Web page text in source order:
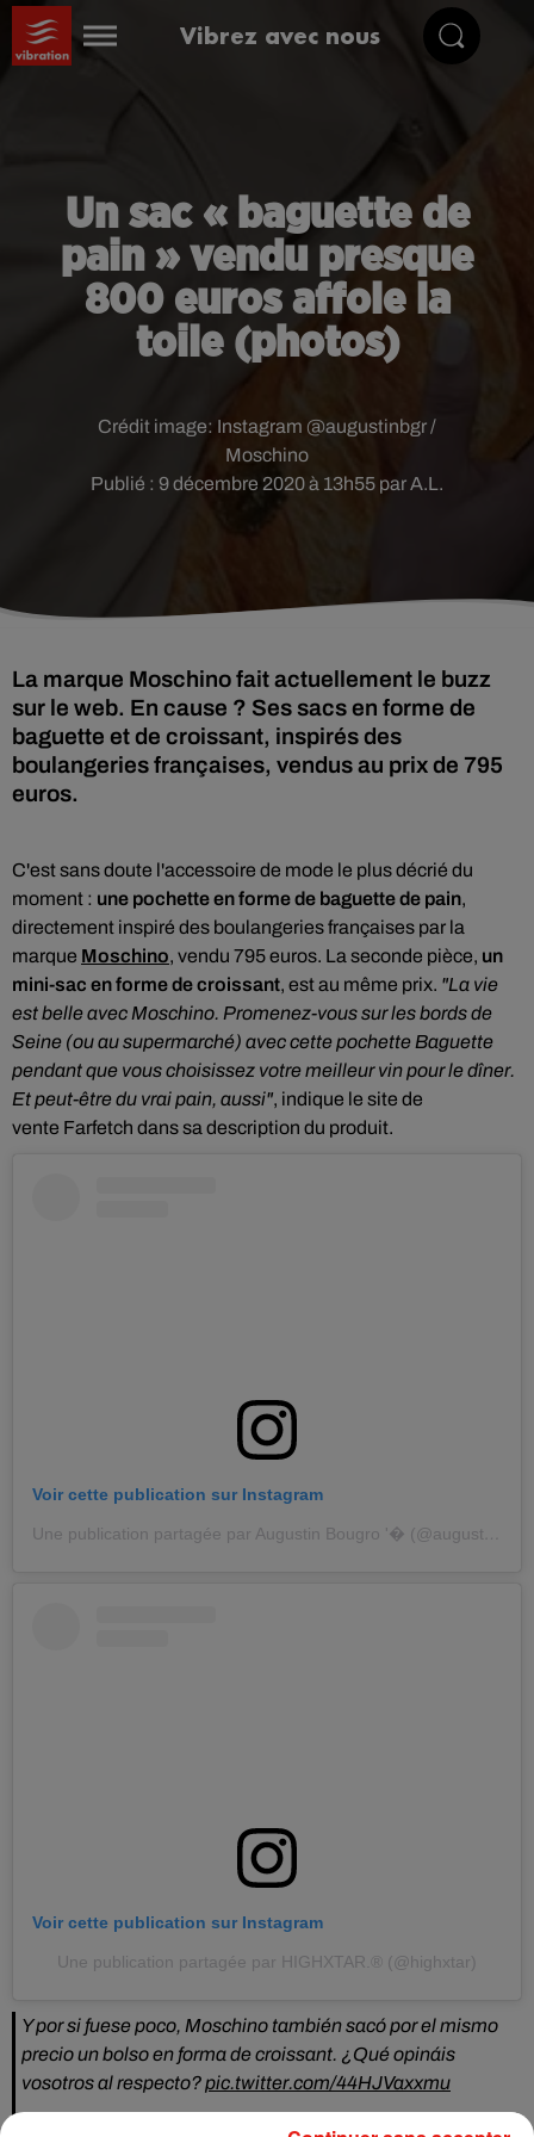
Vibrez avec nous
Un sac « baguette de
pain » vendu presque
800 euros affole la
toile (photos)
Publié : 9 décembre 2020 à 13h55 par A.L.
Crédit image: Instagram @augustinbgr /
Moschino
La marque Moschino fait actuellement le buzz
sur le web. En cause ? Ses sacs en forme de
baguette et de croissant, inspirés des
boulangeries françaises, vendus au prix de 795
euros.
C'est sans doute l'accessoire de mode le plus décrié du
moment : une pochette en forme de baguette de pain,
directement inspiré des boulangeries françaises par la
marque Moschino, vendu 795 euros. La seconde pièce, un
mini-sac en forme de croissant, est au même prix. "La vie
est belle avec Moschino. Promenez-vous sur les bords de
Seine (ou au supermarché) avec cette pochette Baguette
pendant que vous choisissez votre meilleur vin pour le dîner.
Et peut-être du vrai pain, aussi", indique le site de
vente Farfetch dans sa description du produit.
Voir cette publication sur Instagram
Voir cette publication sur Instagram
Une publication partagée par HIGHXTAR.® (@highxtar)
Y por si fuese poco, Moschino también sacó por el mismo
precio un bolso en forma de croissant. ¿Qué opináis
vosotros al respecto?pic.twitter.com/44HJVaxxmu